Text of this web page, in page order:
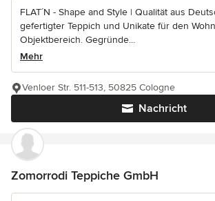
FLAT´N - Shape and Style | Qualität aus
gefertigter Teppich und Unikate für den
Objektbereich. Gegründe...
Mehr
Nachricht
Venloer Str. 511-513, 50825 Cologne
Zomorrodi Teppiche GmbH